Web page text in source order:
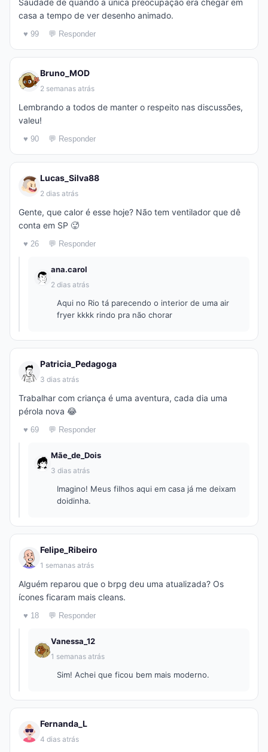
Saudade de quando a única preocupação era chegar em
casa a tempo de ver desenho animado.
♥ 99 💬 Responder
Bruno_MOD
2 semanas atrás
Lembrando a todos de manter o respeito nas discussões,
valeu!
♥ 90 💬 Responder
Lucas_Silva88
2 dias atrás
Gente, que calor é esse hoje? Não tem ventilador que dê
conta em SP 🥵
♥ 26 💬 Responder
ana.carol
2 dias atrás
Aqui no Rio tá parecendo o interior de uma air
fryer kkkk rindo pra não chorar
Patricia_Pedagoga
3 dias atrás
Trabalhar com criança é uma aventura, cada dia uma
pérola nova 😂
♥ 69 💬 Responder
Mãe_de_Dois
3 dias atrás
Imagino! Meus filhos aqui em casa já me deixam
doidinha.
Felipe_Ribeiro
1 semanas atrás
Alguém reparou que o brpg deu uma atualizada? Os
ícones ficaram mais cleans.
♥ 18 💬 Responder
Vanessa_12
1 semanas atrás
Sim! Achei que ficou bem mais moderno.
Fernanda_L
4 dias atrás